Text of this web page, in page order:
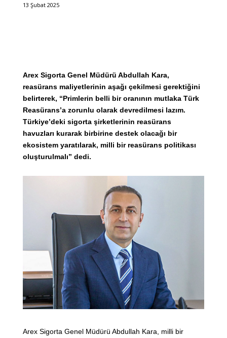
13 Şubat 2025
Arex Sigorta Genel Müdürü Abdullah Kara,
reasürans maliyetlerinin aşağı çekilmesi gerektiğini
belirterek, “Primlerin belli bir oranının mutlaka Türk
Reasürans’a zorunlu olarak devredilmesi lazım.
Türkiye’deki sigorta şirketlerinin reasürans
havuzları kurarak birbirine destek olacağı bir
ekosistem yaratılarak, milli bir reasürans politikası
oluşturulmalı” dedi.
Arex Sigorta Genel Müdürü Abdullah Kara, milli bir